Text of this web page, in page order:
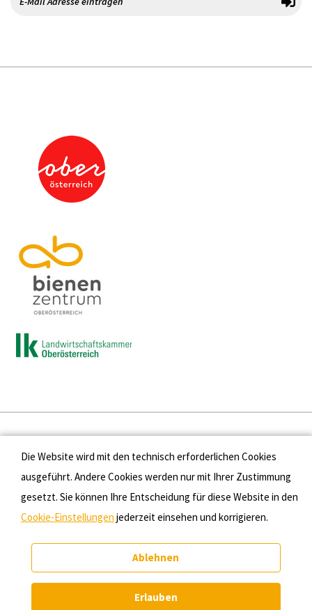
Presse
Kontakt
Datenschutz
Cookie-Einstellungen
Die Website wird mit den technisch erforderlichen Cookies
ausgeführt. Andere Cookies werden nur mit Ihrer Zustimmung
gesetzt. Sie können Ihre Entscheidung für diese Website in den
Cookie-Einstellungen jederzeit einsehen und korrigieren.
Ablehnen
Erlauben